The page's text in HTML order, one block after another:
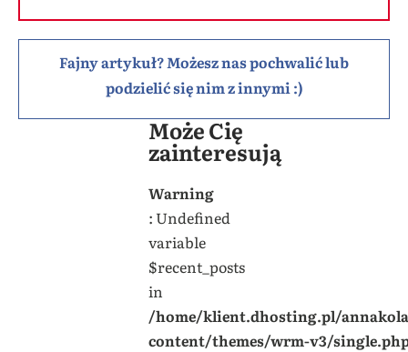
Fajny artykuł? Możesz nas pochwalić lub
podzielić się nim z innymi :)
Może Cię
zainteresują
Warning
: Undefined
variable
$recent_posts
in
/home/klient.dhosting.pl/
content/themes/wrm-v3/